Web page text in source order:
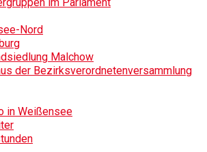
Nord
Malchow
der Bezirksverordnetenversammlung
in Weißensee